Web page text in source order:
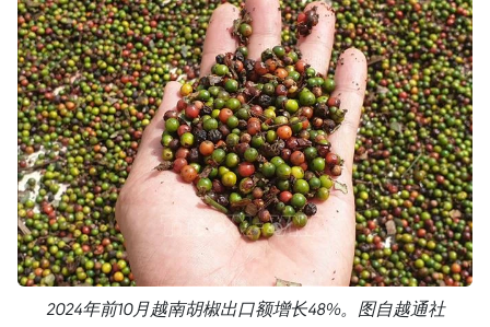
2024年前10月越南胡椒出口额增长48%。图自越通社